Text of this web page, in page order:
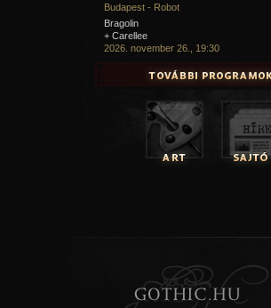
Budapest - Robot
Bragolin
+ Carellee
2026. november 26., 19:30